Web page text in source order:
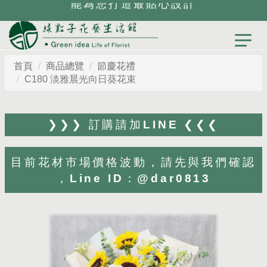
首頁 商品總覽
節慶花禮
C180 淡雅晨光向日葵花束
❯❯❯ 訂購請加LINE ❮❮❮
目前花材市場價格波動，請先與我們確認
，Line ID：@dar0813